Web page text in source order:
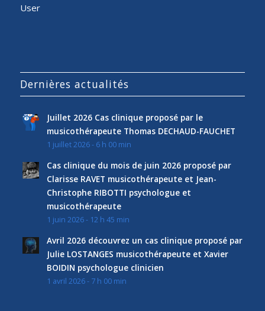
User
Dernières actualités
Juillet 2026 Cas clinique proposé par le
musicothérapeute Thomas DECHAUD-FAUCHET
1 juillet 2026 - 6 h 00 min
Cas clinique du mois de juin 2026 proposé par
Clarisse RAVET musicothérapeute et Jean-
Christophe RIBOTTI psychologue et
musicothérapeute
1 juin 2026 - 12 h 45 min
Avril 2026 découvrez un cas clinique proposé par
Julie LOSTANGES musicothérapeute et Xavier
BOIDIN psychologue clinicien
1 avril 2026 - 7 h 00 min